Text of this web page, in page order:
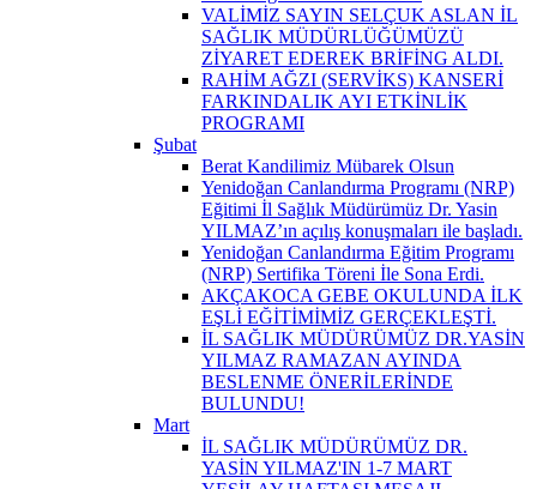
VALİMİZ SAYIN SELÇUK ASLAN İL
SAĞLIK MÜDÜRLÜĞÜMÜZÜ
ZİYARET EDEREK BRİFİNG ALDI.
RAHİM AĞZI (SERVİKS) KANSERİ
FARKINDALIK AYI ETKİNLİK
PROGRAMI
Şubat
Berat Kandilimiz Mübarek Olsun
Yenidoğan Canlandırma Programı (NRP)
Eğitimi İl Sağlık Müdürümüz Dr. Yasin
YILMAZ’ın açılış konuşmaları ile başladı.
Yenidoğan Canlandırma Eğitim Programı
(NRP) Sertifika Töreni İle Sona Erdi.
AKÇAKOCA GEBE OKULUNDA İLK
EŞLİ EĞİTİMİMİZ GERÇEKLEŞTİ.
İL SAĞLIK MÜDÜRÜMÜZ DR.YASİN
YILMAZ RAMAZAN AYINDA
BESLENME ÖNERİLERİNDE
BULUNDU!
Mart
İL SAĞLIK MÜDÜRÜMÜZ DR.
YASİN YILMAZ'IN 1-7 MART